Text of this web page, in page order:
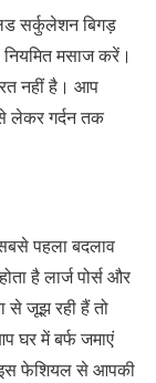
सर्कुलेशन बिगड़
मसाज करें।
नहीं है। आप
लेकर गर्दन तक
पहला बदलाव
है लार्ज पोर्स और
से जूझ रही हैं तो
घर में बर्फ जमाएं
फेशियल से आपकी